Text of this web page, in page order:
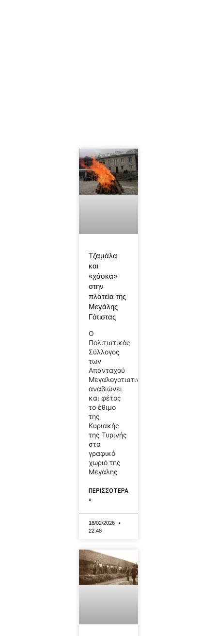
Τζαμάλα
και
«χάσκα»
στην
πλατεία της
Μεγάλης
Γότιστας
Ο
Πολιτιστικός
Σύλλογος
των
Απανταχού
Μεγαλογοτιστινών
αναβιώνει
και φέτος
το έθιμο
της
Κυριακής
της Τυρινής
στο
γραφικό
χωριό της
Μεγάλης
ΠΕΡΙΣΣΟΤΕΡΑ
»
18/02/2026
22:48